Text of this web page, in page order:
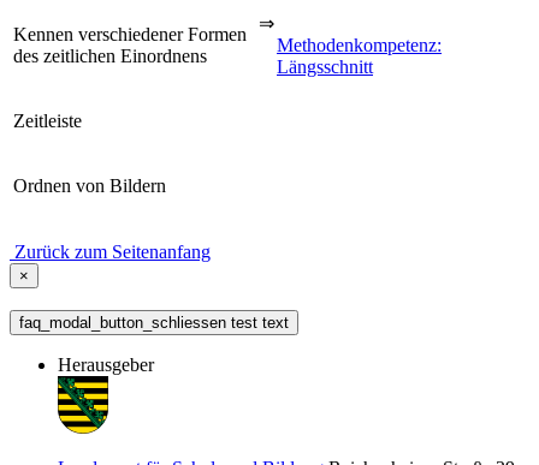
Kennen verschiedener Formen
des zeitlichen Einordnens
⇒
Methodenkompetenz:
Längsschnitt
Zeitleiste
Ordnen von Bildern
Zurück zum Seitenanfang
×
faq_modal_button_schliessen test text
Herausgeber